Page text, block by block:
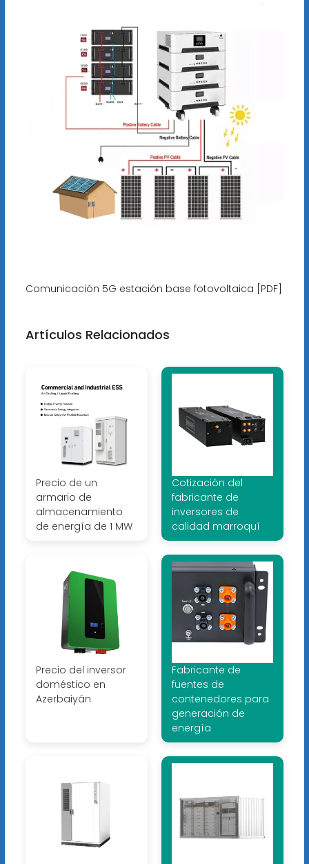
Comunicación 5G estación base fotovoltaica [PDF]
Artículos Relacionados
Precio de un
armario de
almacenamiento
de energía de 1 MW
Cotización del
fabricante de
inversores de
calidad marroquí
Precio del inversor
doméstico en
Azerbaiyán
Fabricante de
fuentes de
contenedores para
generación de
energía